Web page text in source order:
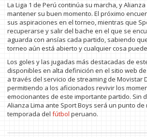
La Liga 1 de Perú continúa su marcha, y
mantener su buen momento. El próximo
sus aspiraciones en el torneo, mientras que
recuperarse y salir del bache en el que se
aguarda con ansías cada partido, sabiendo
torneo aún está abierto y cualquier cosa
Los goles y las jugadas más destacadas de
disponibles en alta definición en el sitio web de
a través del servicio de streaming de Movistar
permitiendo a los aficionados revivir los
emocionantes de este importante partido. Sin
Alianza Lima ante Sport Boys será un punto
temporada del fútbol peruano.